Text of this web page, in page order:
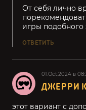
От себя лично
игры подобного
ОТВЕТИТЬ
01.Oct.2024 в
ДЖЕРРИ
этот вариант с